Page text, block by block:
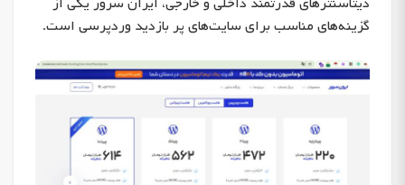
گزینه‌های مناسب برای سایت‌های پر بازدید وردپرسی است.